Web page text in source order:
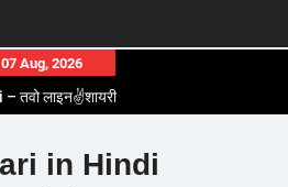
07 Aug, 2026
तवो लाइन✌️शायरी
– रोमांटिक लव😽स्टेटस
लव🥳पोएट्री इन हिंदी
in Hindi